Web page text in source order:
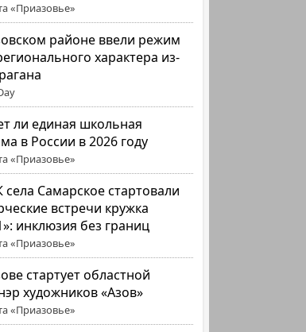
«Приазовье»
районе ввели режим
характера из-
ли единая школьная
в России в 2026 году
«Приазовье»
села Самарское стартовали
встречи кружка
инклюзия без границ
«Приазовье»
стартует областной
художников «Азов»
«Приазовье»